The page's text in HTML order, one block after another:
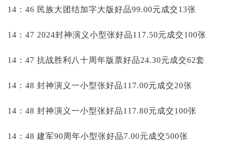
14：46 民族大团结加字大版好品99.00元成交13张
14：47 2024封神演义小型张好品117.50元成交100张
14：47 抗战胜利八十周年版票好品24.30元成交62套
14：48 封神演义一小型张好品117.00元成交20张
14：48 封神演义一小型张好品117.80元成交100张
14：48 建军90周年小型张好品7.00元成交500张